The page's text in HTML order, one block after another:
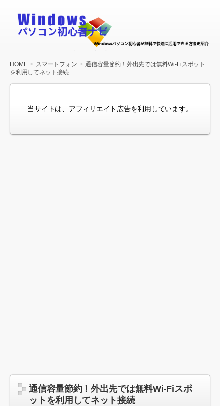
Windows
パソコン
HOME スマートフォン
通信容量節約！外出先では無料Wi-Fiスポット
を利用してネット接続
当サイトは、アフィリエイト広告を利用しています。
通信容量節約！外出先では無料Wi-Fiスポ
ットを利用してネット接続